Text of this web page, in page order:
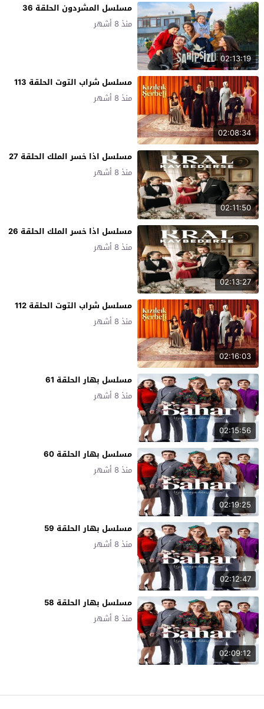
02:13:19
مسلسل المشردون الحلقة 36
منذ 8 أشهر
02:08:34
مسلسل شراب التوت الحلقة 113
منذ 8 أشهر
02:11:50
مسلسل اذا خسر الملك الحلقة 27
منذ 8 أشهر
02:13:27
مسلسل اذا خسر الملك الحلقة 26
منذ 8 أشهر
02:16:03
مسلسل شراب التوت الحلقة 112
منذ 8 أشهر
02:15:56
مسلسل بهار الحلقة 61
منذ 8 أشهر
02:19:25
مسلسل بهار الحلقة 60
منذ 8 أشهر
02:12:47
مسلسل بهار الحلقة 59
منذ 8 أشهر
02:09:12
مسلسل بهار الحلقة 58
منذ 8 أشهر